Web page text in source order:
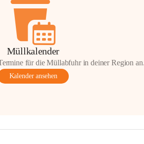
Müllkalender
für die Müllabfuhr in deiner Region
Kalender ansehen